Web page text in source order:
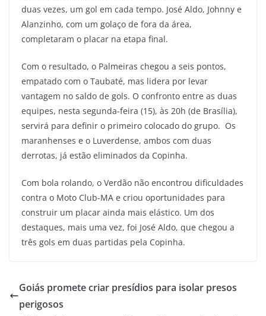
duas vezes, um gol em cada tempo. José Aldo, Johnny e
Alanzinho, com um golaço de fora da área,
completaram o placar na etapa final.
Com o resultado, o Palmeiras chegou a seis pontos,
empatado com o Taubaté, mas lidera por levar
vantagem no saldo de gols. O confronto entre as duas
equipes, nesta segunda-feira (15), às 20h (de Brasília),
servirá para definir o primeiro colocado do grupo. Os
maranhenses e o Luverdense, ambos com duas
derrotas, já estão eliminados da Copinha.
Com bola rolando, o Verdão não encontrou dificuldades
contra o Moto Club-MA e criou oportunidades para
construir um placar ainda mais elástico. Um dos
destaques, mais uma vez, foi José Aldo, que chegou a
três gols em duas partidas pela Copinha.
Goiás promete criar presídios para isolar presos
perigosos